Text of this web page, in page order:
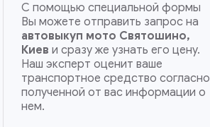
С помощью специальной формы
Вы можете отправить запрос на
автовыкуп мото Святошино,
Киев и сразу же узнать его цену.
Наш эксперт оценит ваше
транспортное средство согласно
полученной от вас информации о
нем.